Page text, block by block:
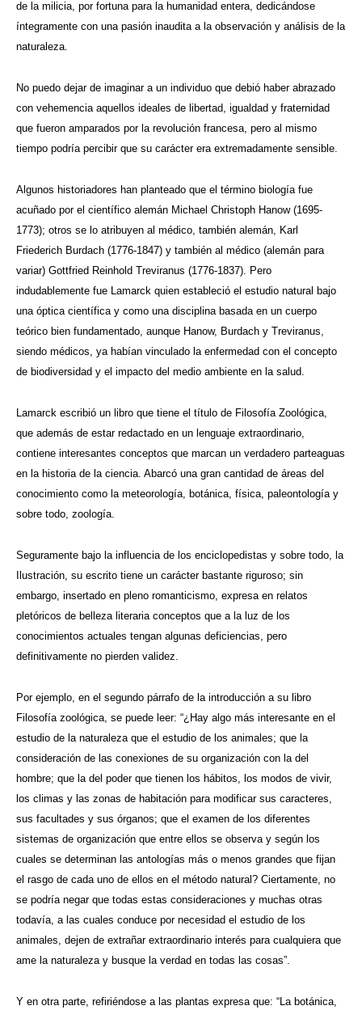
de la milicia, por fortuna para la humanidad entera, dedicándose
íntegramente con una pasión inaudita a la observación y análisis de la
naturaleza.
No puedo dejar de imaginar a un individuo que debió haber abrazado
con vehemencia aquellos ideales de libertad, igualdad y fraternidad
que fueron amparados por la revolución francesa, pero al mismo
tiempo podría percibir que su carácter era extremadamente sensible.
Algunos historiadores han planteado que el término biología fue
acuñado por el científico alemán Michael Christoph Hanow (1695-
1773); otros se lo atribuyen al médico, también alemán, Karl
Friederich Burdach (1776-1847) y también al médico (alemán para
variar) Gottfried Reinhold Treviranus (1776-1837). Pero
indudablemente fue Lamarck quien estableció el estudio natural bajo
una óptica científica y como una disciplina basada en un cuerpo
teórico bien fundamentado, aunque Hanow, Burdach y Treviranus,
siendo médicos, ya habían vinculado la enfermedad con el concepto
de biodiversidad y el impacto del medio ambiente en la salud.
Lamarck escribió un libro que tiene el título de Filosofía Zoológica,
que además de estar redactado en un lenguaje extraordinario,
contiene interesantes conceptos que marcan un verdadero parteaguas
en la historia de la ciencia. Abarcó una gran cantidad de áreas del
conocimiento como la meteorología, botánica, física, paleontología y
sobre todo, zoología.
Seguramente bajo la influencia de los enciclopedistas y sobre todo, la
Ilustración, su escrito tiene un carácter bastante riguroso; sin
embargo, insertado en pleno romanticismo, expresa en relatos
pletóricos de belleza literaria conceptos que a la luz de los
conocimientos actuales tengan algunas deficiencias, pero
definitivamente no pierden validez.
Por ejemplo, en el segundo párrafo de la introducción a su libro
Filosofía zoológica, se puede leer: “¿Hay algo más interesante en el
estudio de la naturaleza que el estudio de los animales; que la
consideración de las conexiones de su organización con la del
hombre; que la del poder que tienen los hábitos, los modos de vivir,
los climas y las zonas de habitación para modificar sus caracteres,
sus facultades y sus órganos; que el examen de los diferentes
sistemas de organización que entre ellos se observa y según los
cuales se determinan las antologías más o menos grandes que fijan
el rasgo de cada uno de ellos en el método natural? Ciertamente, no
se podría negar que todas estas consideraciones y muchas otras
todavía, a las cuales conduce por necesidad el estudio de los
animales, dejen de extrañar extraordinario interés para cualquiera que
ame la naturaleza y busque la verdad en todas las cosas”.
Y en otra parte, refiriéndose a las plantas expresa que: “La botánica,